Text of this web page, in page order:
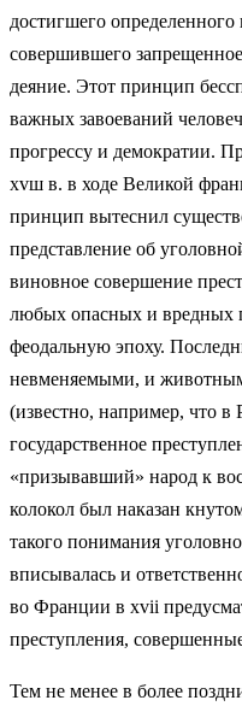
достигшего определенного
совершившего
деяние. Этот принцип
важных завоеваний
прогрессу и демократии.
xvш в. в ходе Великой
принцип вытеснил
представление об
виновное совершение
любых опасных и вредных
феодальную эпоху.
невменяемыми, и
(известно, например, что в
государственное
«призывавший» народ к
колокол был наказан
такого понимания
вписывалась и
во Франции в xvii
преступления,
Тем не менее в более